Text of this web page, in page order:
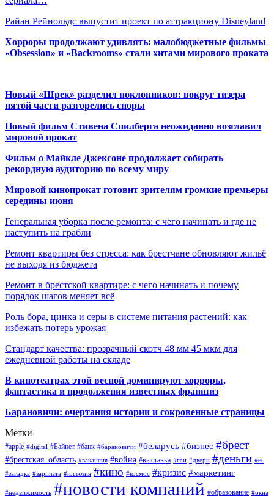
Райан Рейнольдс выпустит проект по аттракциону Disneyland
Хорроры продолжают удивлять: малобюджетные фильмы
«Obsession» и «Backrooms» стали хитами мирового проката
Новый «Шрек» разделил поклонников: вокруг тизера
пятой части разгорелись споры
Новый фильм Стивена Спилберга неожиданно возглавил
мировой прокат
Фильм о Майкле Джексоне продолжает собирать
рекордную аудиторию по всему миру
Мировой кинопрокат готовит зрителям громкие премьеры
середины июня
Генеральная уборка после ремонта: с чего начинать и где не
наступить на грабли
Ремонт квартиры без стресса: как брестчане обновляют жильё
не выходя из бюджета
Ремонт в брестской квартире: с чего начинать и почему
порядок шагов меняет всё
Роль бора, цинка и серы в системе питания растений: как
избежать потерь урожая
Стандарт качества: прозрачный скотч 48 мм 45 мкм для
ежедневной работы на складе
В кинотеатрах этой весной доминируют хорроры,
фантастика и продолжения известных франшиз
Барановичи: очертания истории и сокровенные страницы
Метки
#apple #digital #Байнет #банк #барановичи #беларусь #бизнес #брест
#брестская_область #вакансия #война #выставка #гаи #двери #деньги #ес
#загадка #зарплата #иллюзия #кино #космос #кризис #маркетинг
#недвижимость #новости компаний #образование #окна